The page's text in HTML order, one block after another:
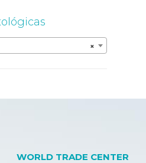
×
WORLD TRADE CENTER